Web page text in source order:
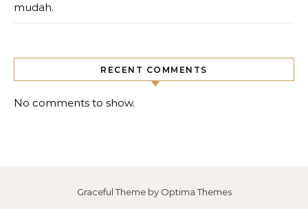
mudah.
RECENT COMMENTS
No comments to show.
Graceful Theme by Optima Themes